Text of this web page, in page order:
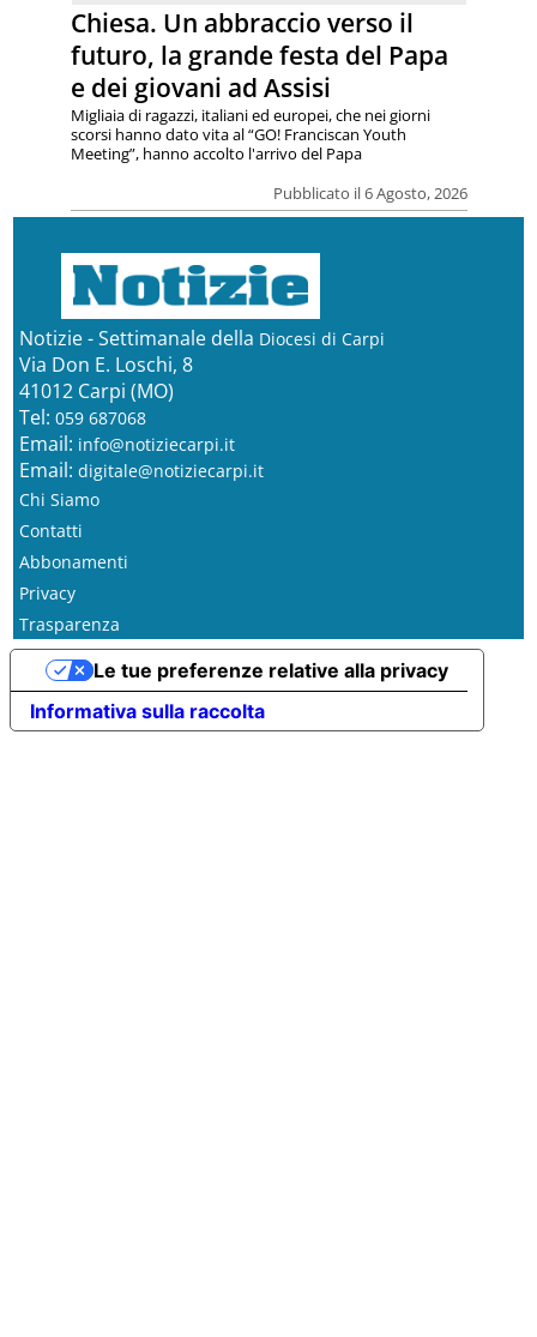
Chiesa. Un abbraccio verso il
futuro, la grande festa del Papa
e dei giovani ad Assisi
Pubblicato il 6 Agosto, 2026
Migliaia di ragazzi, italiani ed europei, che nei giorni
scorsi hanno dato vita al “GO! Franciscan Youth
Meeting”, hanno accolto l'arrivo del Papa
Notizie - Settimanale della Diocesi di Carpi
Via Don E. Loschi, 8
41012 Carpi (MO)
Tel: 059 687068
Email: info@notiziecarpi.it
Email: digitale@notiziecarpi.it
Chi Siamo
Contatti
Abbonamenti
Privacy
Trasparenza
Informativa sulla raccolta
Le tue preferenze relative alla privacy